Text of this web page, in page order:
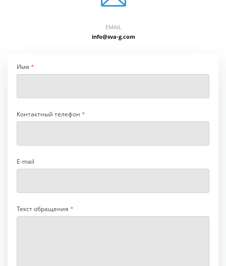
Имя *
Контактный телефон *
E-mail
Текст обращения *
EMAIL
info@sva-g.com